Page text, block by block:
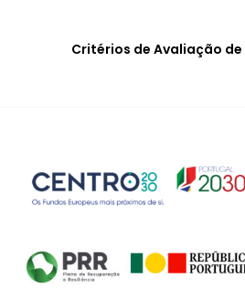
Critérios de Avaliação